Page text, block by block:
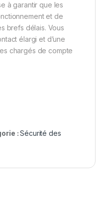
à garantir que les
et de
brefs délais. Vous
élargi et d’une
chargés de compte
:Sécurité des